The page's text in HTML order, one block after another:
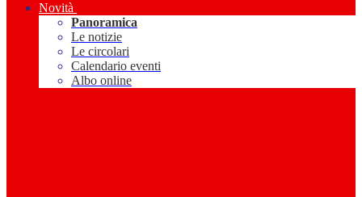
Novità
Panoramica
Le notizie
Le circolari
Calendario eventi
Albo online